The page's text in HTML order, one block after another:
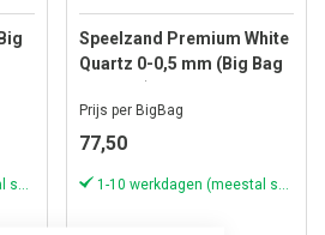
1-10 werkdagen (meestal sneller)
Speelzand Premium White
Quartz 0-0,5 mm (Big Bag
á 500 kg)
Prijs per BigBag
77,50
1-10 werkdagen (meestal sneller)